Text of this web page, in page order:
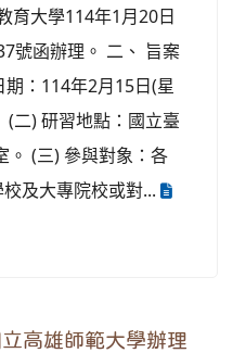
育大學114年1月20日
號函辦理。 二、 旨案
：114年2月15日(星
二) 研習地點：國立臺
。 (三) 參與對象：各
及大專院校或對...
高雄師範大學辦理